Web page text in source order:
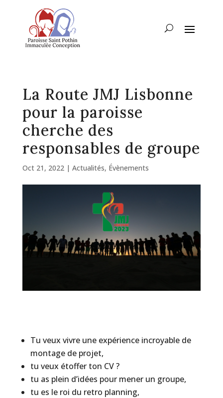
La Route JMJ Lisbonne
pour la paroisse
cherche des
responsables de groupe
Oct 21, 2022| Actualités, Évènements
Tu veux vivre une expérience incroyable de
montage de projet,
tu veux étoffer ton CV ?
tu as plein d’idées pour mener un groupe,
tu es le roi du retro planning,